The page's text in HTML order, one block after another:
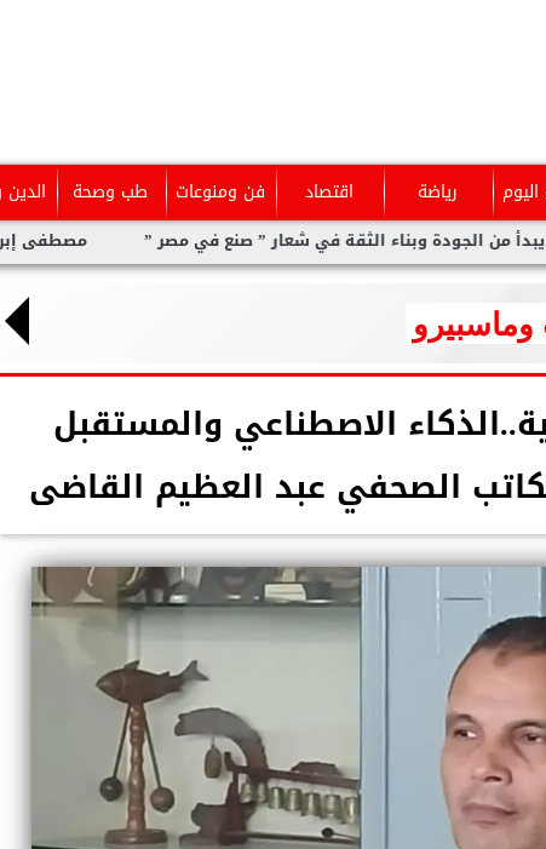
اليوم رياضة اقتصاد فن ومنوعات طب وصحة الدين
مصطفى إبراهيم.. وبناء الثقة في شعار ” صنع في مصر ”
وماسبيرو
الاصطناعي والمستقبل
الصحفي عبد العظيم القاضى